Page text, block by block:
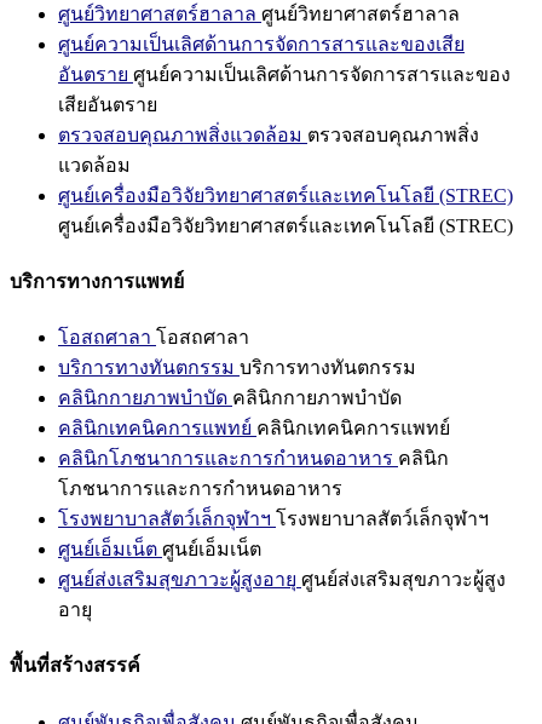
ศูนย์วิทยาศาสตร์ฮาลาล ศูนย์วิทยาศาสตร์ฮาลาล
ศูนย์ความเป็นเลิศด้านการจัดการสารและของเสีย
อันตราย ศูนย์ความเป็นเลิศด้านการจัดการสารและของ
เสียอันตราย
ตรวจสอบคุณภาพสิ่งแวดล้อม ตรวจสอบคุณภาพสิ่ง
แวดล้อม
ศูนย์เครื่องมือวิจัยวิทยาศาสตร์และเทคโนโลยี (STREC)
ศูนย์เครื่องมือวิจัยวิทยาศาสตร์และเทคโนโลยี (STREC)
บริการทางการแพทย์
โอสถศาลา โอสถศาลา
บริการทางทันตกรรม บริการทางทันตกรรม
คลินิกกายภาพบำบัด คลินิกกายภาพบำบัด
คลินิกเทคนิคการแพทย์ คลินิกเทคนิคการแพทย์
คลินิกโภชนาการและการกำหนดอาหาร คลินิก
โภชนาการและการกำหนดอาหาร
โรงพยาบาลสัตว์เล็กจุฬาฯ โรงพยาบาลสัตว์เล็กจุฬาฯ
ศูนย์เอ็มเน็ต ศูนย์เอ็มเน็ต
ศูนย์ส่งเสริมสุขภาวะผู้สูงอายุ ศูนย์ส่งเสริมสุขภาวะผู้สูง
อายุ
พื้นที่สร้างสรรค์